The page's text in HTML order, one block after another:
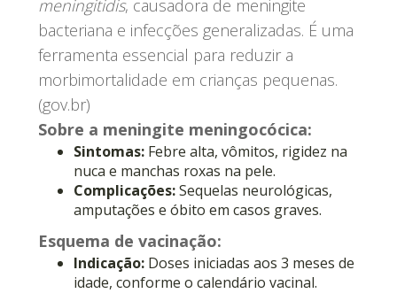
meningitidis, causadora de meningite
bacteriana e infecções generalizadas. É uma
ferramenta essencial para reduzir a
morbimortalidade em crianças pequenas.
(gov.br)
Sobre a meningite meningocócica:
Sintomas: Febre alta, vômitos, rigidez na
nuca e manchas roxas na pele.
Complicações:Sequelas neurológicas,
amputações e óbito em casos graves.
Esquema de vacinação:
Indicação: Doses iniciadas aos 3 meses de
idade, conforme o calendário vacinal.